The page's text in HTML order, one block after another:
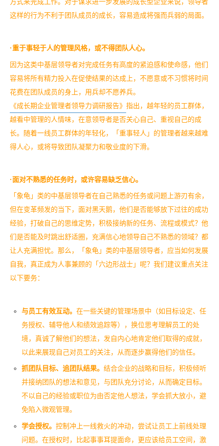
这样的行为不利于团队成员的成长，容易造成将强而兵弱的局面。
·重于事轻于人的管理风格，或不得团队人心。
因为这类中基层领导者对完成任务有高度的紧迫感和使命感，他们
容易将所有精力投入在促使结果的达成上，不愿意或不习惯将时间
花费在团队成员的身上，用兵却不愿养兵。
《成长期企业管理者领导力调研报告》 指出，越年轻的员工群体，
越看中管理的人情味，在意领导者是否关心自己、重视自己的成
长。随着一线员工群体的年轻化，「重事轻人」的管理者越来越难
得人心，或将导致团队凝聚力和敬业度的下滑。
·面对不熟悉的任务时，或许容易缺乏信心。
「象龟」类的中基层领导者在自己熟悉的任务或问题上游刃有余，
但在变革频发的当下，面对黑天鹅，他们是否能够放下过往的成功
经验，打破自己的思维定势，积极接纳新的任务、流程或模式？他
们是否能及时跳出舒适圈，充满信心地领导自己不熟悉的领域？都
让人充满担忧。 那么，「象龟」类的中基层领导者，应当如何发展
自我，真正成为人事兼顾的「六边形战士」呢？我们建议重点关注
以下要务：
与员工有效互动。 在一些关键的管理场景中（如目标设定、任
务授权、辅导他人和绩效追踪等），换位思考理解员工的处
境，真诚了解他们的想法，发自内心地肯定他们取得的成就，
以此来展现自己对员工的关注，从而逐步赢得他们的信任。
抓团队目标、追团队结果。 结合企业的战略和目标，积极倾听
并接纳团队的想法和意见，与团队充分讨论，从而确定目标。
不以自己的经验或职位为由否定他人想法，学会抓大放小，避
免陷入微观管理。
学会授权。 控制冲上一线救火的冲动，尝试让员工上前线处理
问题。在授权时，比起事事耳提面命，更应该给员工空间，激